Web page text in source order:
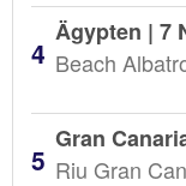
Ägypten | 7
Beach
Gran
Riu Gran